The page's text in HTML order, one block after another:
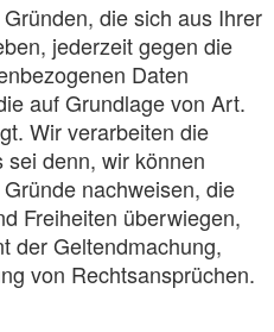
die sich aus Ihrer
jederzeit gegen die
Daten
auf Grundlage von Art.
Wir verarbeiten die
sei denn, wir können
nachweisen, die
Freiheiten überwiegen,
der Geltendmachung,
von Rechtsansprüchen.